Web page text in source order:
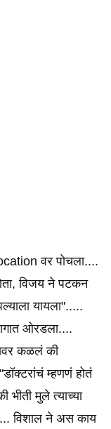
वर पोचला....
विजय ने पटकन
यायला".....
ओरडला....
कळलं की
म्हणणं होतं
मुले त्याच्या
विशाल ने अस काय